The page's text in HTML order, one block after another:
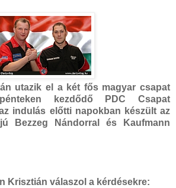
utazik el a két fős magyar csapat
kezdődő PDC Csapat
indulás előtti napokban készült az
Bezzeg Nándorral és Kaufmann
Krisztián válaszol a kérdésekre: